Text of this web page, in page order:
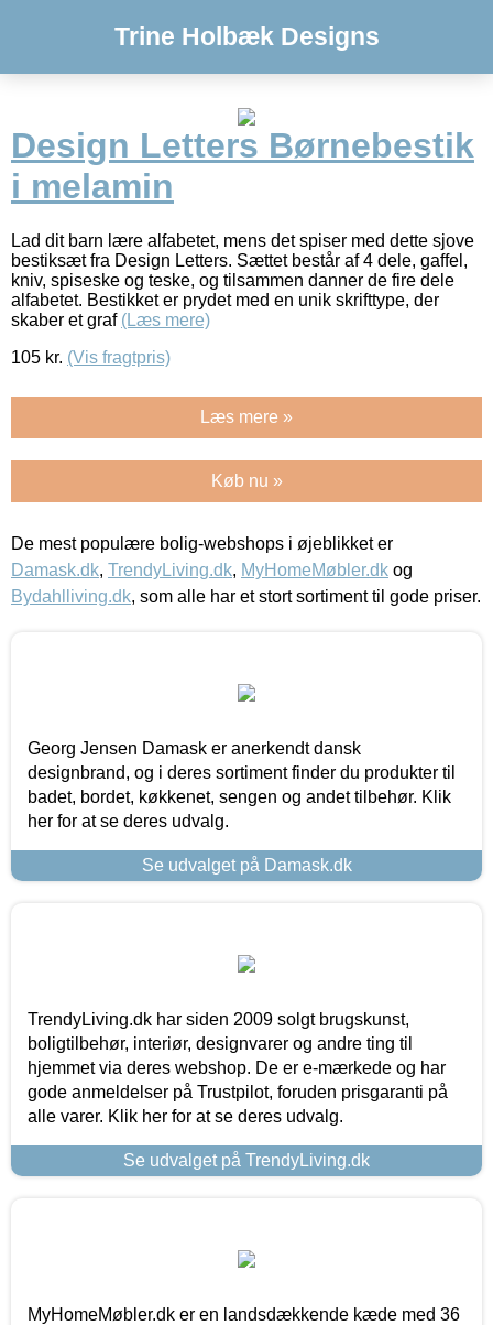
Trine Holbæk Designs
Design Letters Børnebestik
i melamin
Lad dit barn lære alfabetet, mens det spiser med dette sjove
bestiksæt fra Design Letters. Sættet består af 4 dele, gaffel,
kniv, spiseske og teske, og tilsammen danner de fire dele
alfabetet. Bestikket er prydet med en unik skrifttype, der
skaber et graf (Læs mere)
105 kr. (Vis fragtpris)
Læs mere »
Køb nu »
De mest populære bolig-webshops i øjeblikket er
Damask.dk, TrendyLiving.dk, MyHomeMøbler.dk og
Bydahlliving.dk, som alle har et stort sortiment til gode priser.
Georg Jensen Damask er anerkendt dansk
designbrand, og i deres sortiment finder du produkter til
badet, bordet, køkkenet, sengen og andet tilbehør. Klik
her for at se deres udvalg.
Se udvalget på Damask.dk
TrendyLiving.dk har siden 2009 solgt brugskunst,
boligtilbehør, interiør, designvarer og andre ting til
hjemmet via deres webshop. De er e-mærkede og har
gode anmeldelser på Trustpilot, foruden prisgaranti på
alle varer. Klik her for at se deres udvalg.
Se udvalget på TrendyLiving.dk
MyHomeMøbler.dk er en landsdækkende kæde med 36